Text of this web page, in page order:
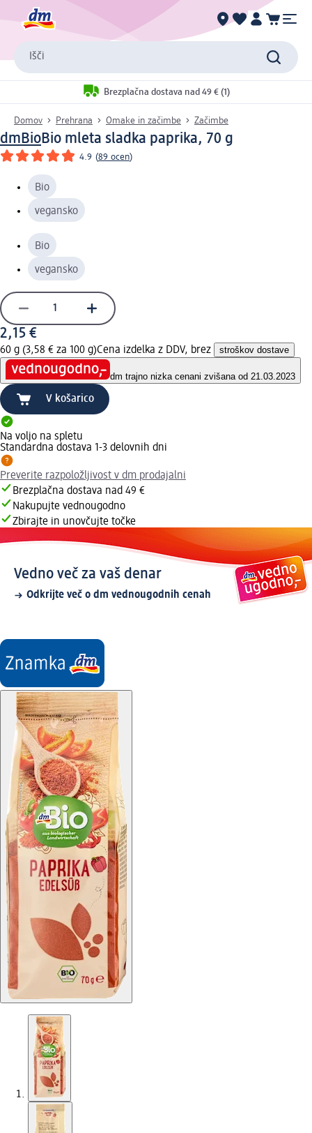
Išči
Brezplačna dostava nad 49 € (1)
Domov Prehrana Omake in začimbe Začimbe
dmBioBio mleta sladka paprika, 70 g
4.9 (89 ocen)
Bio
vegansko
Bio
vegansko
2,15 €
60 g (3,58 € za 100 g)Cena izdelka z DDV, brez stroškov dostave
dm trajno nizka cenani zvišana od 21.03.2023
V košarico
Na voljo na spletu
Standardna dostava 1-3 delovnih dni
Preverite razpoložljivost v dm prodajalni
Brezplačna dostava nad 49 €
Nakupujte vednougodno
Zbirajte in unovčujte točke
Vedno več za vaš denar
Odkrijte več o dm vednougodnih cenah